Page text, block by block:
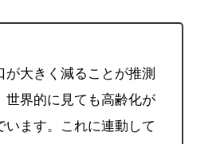
が大きく減ることが推測
世界的に見ても高齢化が
います。これに連動して